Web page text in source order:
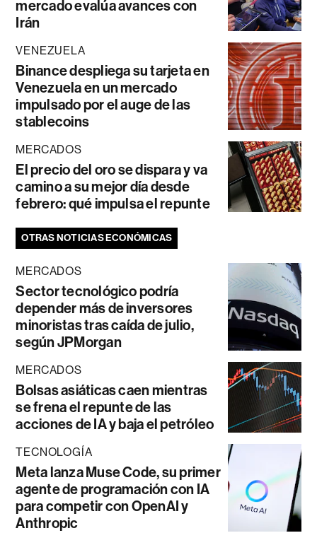
mercado evalúa avances con
Irán
VENEZUELA
Binance despliega su tarjeta en
Venezuela en un mercado
impulsado por el auge de las
stablecoins
MERCADOS
El precio del oro se dispara y va
camino a su mejor día desde
febrero: qué impulsa el repunte
OTRAS NOTICIAS ECONÓMICAS
MERCADOS
Sector tecnológico podría
depender más de inversores
minoristas tras caída de julio,
según JPMorgan
MERCADOS
Bolsas asiáticas caen mientras
se frena el repunte de las
acciones de IA y baja el petróleo
TECNOLOGÍA
Meta lanza Muse Code, su primer
agente de programación con IA
para competir con OpenAI y
Anthropic